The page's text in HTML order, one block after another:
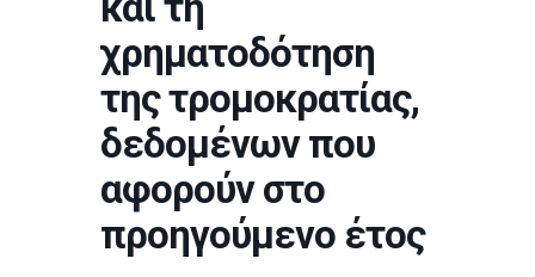
χρηματοδότηση
της τρομοκρατίας,
δεδομένων που
αφορούν στο
προηγούμενο έτος